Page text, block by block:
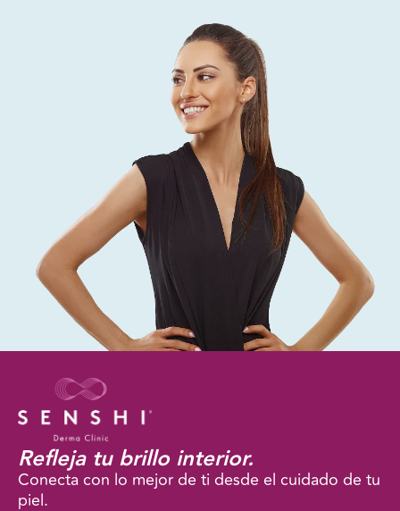
Refleja tu brillo interior.
Conecta con lo mejor de ti desde el cuidado de tu
piel.